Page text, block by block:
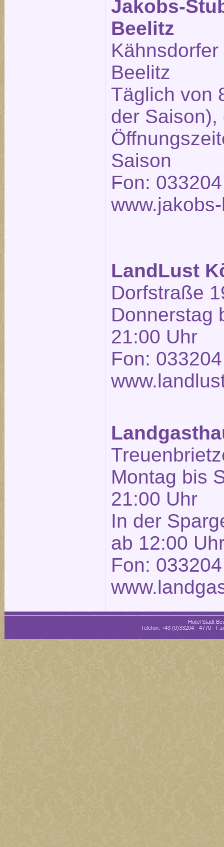
Jakobs-
Beelitz
Beelitz
Täglich von
der Saison),
Saison
Fon:
LandLust
Dorfstraße
Donnerstag
21:00 Uhr
Fon:
Montag bis
21:00 Uhr
In der
ab 12:00
Fon:
Hotel Stadt
Telefon: +49 (0)33204 - 4770 ·